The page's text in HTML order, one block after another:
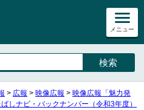
メニュー
> 広報 > 映像広報 > 映像広報「魅力発
しナビ・バックナンバー（令和3年度）